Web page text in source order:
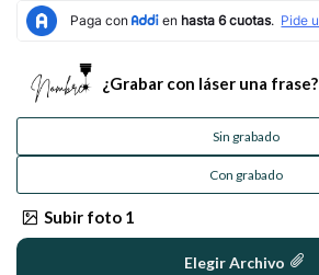
¿Grabar con láser una frase?
Sin grabado
Con grabado
Subir foto 1
Elegir Archivo